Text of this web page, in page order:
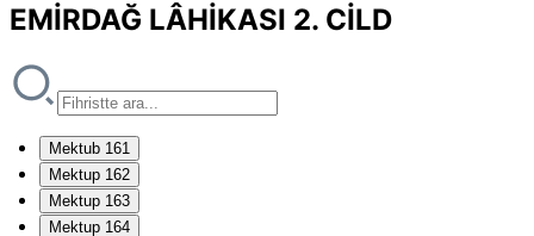
EMİRDAĞ LÂHİKASI 2. CİLD
Mektub 161
Mektup 162
Mektup 163
Mektup 164